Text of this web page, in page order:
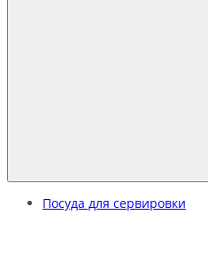
Посуда для сервировки